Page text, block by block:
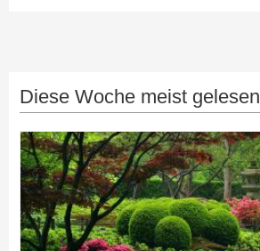
Diese Woche meist gelesen